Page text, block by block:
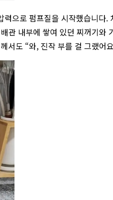
으로 펌프질을 시작했습니다.
관 내부에 쌓여 있던 찌꺼기와
서도 “와, 진작 부를 걸 그랬어